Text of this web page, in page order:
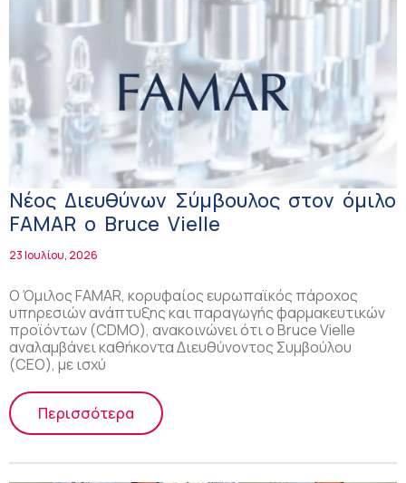
Νέος Διευθύνων Σύμβουλος στον όμιλο
FAMAR ο Bruce Vielle
23 Ιουλίου, 2026
Ο Όμιλος FAMAR, κορυφαίος ευρωπαϊκός πάροχος
υπηρεσιών ανάπτυξης και παραγωγής φαρμακευτικών
προϊόντων (CDMO), ανακοινώνει ότι ο Bruce Vielle
αναλαμβάνει καθήκοντα Διευθύνοντος Συμβούλου
(CEO), με ισχύ
Περισσότερα